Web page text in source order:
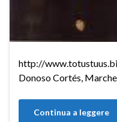
http://
Donoso Cortés,
Continua a leggere